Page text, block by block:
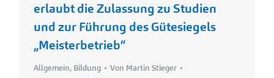
erlaubt die Zulassung zu Studien
und zur Führung des Gütesiegels
„Meisterbetrieb“
Allgemein, Bildung Von Martin Stieger